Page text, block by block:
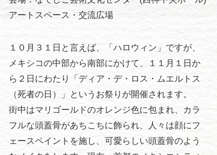
アートスペース・交流広場
１０月３１日と言えば、「ハロウィン」ですが、
メキシコの中部から南部にかけて、１１月１日か
ら２日にわたり「ディア・デ・ロス・ムエルトス
（死者の日）」というお祭りが開催されます。
街中はマリゴールドのオレンジ色に包まれ、カラ
フルな頭蓋骨があちこちに飾られ、人々は顔にフ
ェースペイントを施し、可愛らしい頭蓋骨のよう